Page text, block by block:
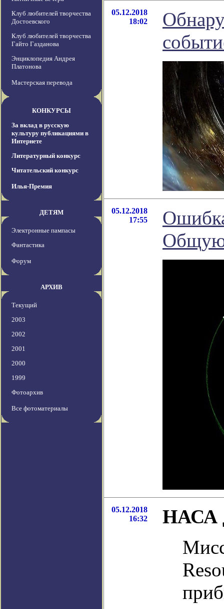
Клуб любителей творчества
Достоевского
Клуб любителей творчества
Гайто Газданова
Энциклопедия Андрея
Платонова
Мастерская перевода
КОНКУРСЫ
За вклад в русскую
культуру публикациями в
Интернете
Литературный конкурс
Читательский конкурс
Илья-Премия
ДЕТЯМ
Электронные пампасы
Фантастика
Форум
АРХИВ
Текущий
2003
2002
2001
2000
1999
Фотоархив
Все фотоматериалы
05.12.2018
18:02
05.12.2018
17:55
Общую
05.12.2018
16:32
НАСА